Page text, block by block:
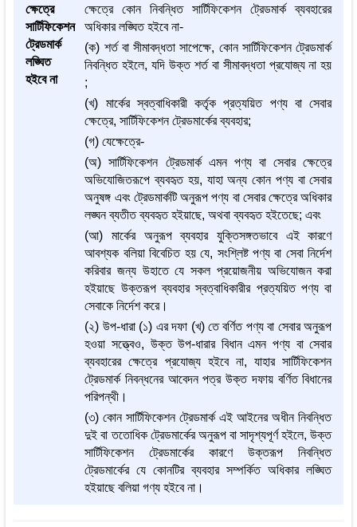
ক্ষেত্রে
সার্টিফিকেশন
ট্রেডমার্ক
লঙ্ঘিত
হইবে না
ক্ষেত্রে কোন নিবন্ধিত সার্টিফিকেশন ট্রেডমার্ক ব্যবহারের
অধিকার লঙ্ঘিত হইবে না-
(ক) শর্ত বা সীমাবদ্ধতা সাপেক্ষে, কোন সার্টিফিকেশন ট্রেডমার্ক
নিবন্ধিত হইলে, যদি উক্ত শর্ত বা সীমাবদ্ধতা প্রযোজ্য না হয়
;
(খ) মার্কের স্বত্বাধিকারী কর্তৃক প্রত্যয়িত পণ্য বা সেবার
ক্ষেত্রে, সার্টিফিকেশন ট্রেডমার্কের ব্যবহার;
(গ) যেক্ষেত্রে-
(অ) সার্টিফিকেশন ট্রেডমার্ক এমন পণ্য বা সেবার ক্ষেত্রে
অভিযোজিতরূপে ব্যবহৃত হয়, যাহা অন্য কোন পণ্য বা সেবার
অনুষঙ্গ এবং ট্রেডমার্কটি অনুরূপ পণ্য বা সেবার ক্ষেত্রে অধিকার
লঙ্ঘন ব্যতীত ব্যবহৃত হইয়াছে, অথবা ব্যবহৃত হইতেছে; এবং
(আ) মার্কের অনুরূপ ব্যবহার যুক্তিসঙ্গতভাবে এই কারণে
আবশ্যক বলিয়া বিবেচিত হয় যে, সংশ্লিষ্ট পণ্য বা সেবা নির্দেশ
করিবার জন্য উহাতে যে সকল প্রয়োজনীয় অভিযোজন করা
হইয়াছে উক্তরূপ ব্যবহার স্বত্বাধিকারীর প্রত্যয়িত পণ্য বা
সেবাকে নির্দেশ করে।
(২) উপ-ধারা (১) এর দফা (খ) তে বর্ণিত পণ্য বা সেবার অনুরূপ
হওয়া সত্ত্বেও, উক্ত উপ-ধারার বিধান এমন পণ্য বা সেবার
ব্যবহারের ক্ষেত্রে প্রযোজ্য হইবে না, যাহার সার্টিফিকেশন
ট্রেডমার্ক নিবন্ধনের আবেদন পত্র উক্ত দফায় বর্ণিত বিধানের
পরিপন্থী।
(৩) কোন সার্টিফিকেশন ট্রেডমার্ক এই আইনের অধীন নিবন্ধিত
দুই বা ততোধিক ট্রেডমার্কের অনুরূপ বা সাদৃশ্যপূর্ণ হইলে, উক্ত
সার্টিফিকেশন ট্রেডমার্কের কারণে উক্তরূপ নিবন্ধিত
ট্রেডমার্কের যে কোনটির ব্যবহার সম্পর্কিত অধিকার লঙ্ঘিত
হইয়াছে বলিয়া গণ্য হইবে না।